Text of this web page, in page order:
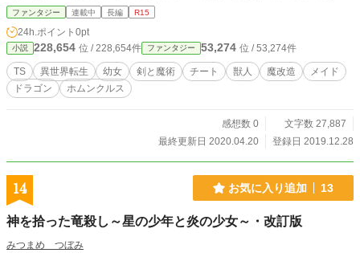
らずマッドサイエンティストに言われるがまま実験や訓練に付き合う俺。諜報部
隊にもスカウトされ、気が付けばそこそこの強さになっていたらしい。 毒も
効きづらく燃費のすこぶるいいこの体。魔改造されただけあってなかなかの高ス
ペックではあるのだが、果たして主人公に自由は訪れるのか！？ 小説家にな
ろうに投稿していた作品の大幅改稿版となります。
ファンタジー 連載中 長編 R15
24h.ポイント 0pt
小説 228,654 位 / 228,654件 ファンタジー 53,274 位 / 53,274件
TS 異世界転生 幼女 剣と魔術 チート 獣人 魔改造
メイド
ドラゴン
ホムンクルス
感想数 0
文字数 27,887
最終更新日 2020.04.20
登録日 2019.12.28
14 お気に入り追加 13
神を拾った竜殺し～星の少年と炎の少女～・改訂版
みつまめ つぼみ